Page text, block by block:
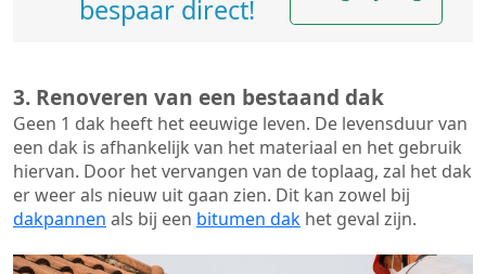
bespaar direct!
3. Renoveren van een bestaand dak
Geen 1 dak heeft het eeuwige leven. De levensduur van
een dak is afhankelijk van het materiaal en het gebruik
hiervan. Door het vervangen van de toplaag, zal het dak
er weer als nieuw uit gaan zien. Dit kan zowel bij
dakpannen als bij een bitumen dak het geval zijn.